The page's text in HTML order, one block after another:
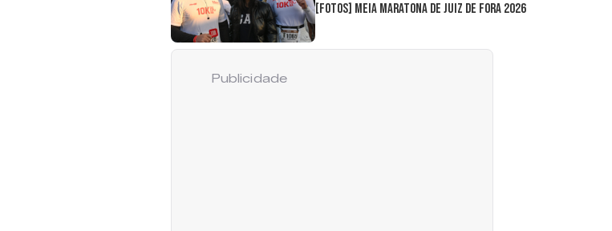
[FOTOS] Meia Maratona de Juiz de Fora 2026
Publicidade